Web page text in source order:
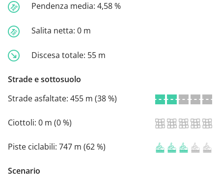
Pendenza media: 4,58 %
Salita netta: 0 m
Discesa totale: 55 m
Strade e sottosuolo
Strade asfaltate: 455 m (38 %)
Ciottoli: 0 m (0 %)
Piste ciclabili: 747 m (62 %)
Scenario